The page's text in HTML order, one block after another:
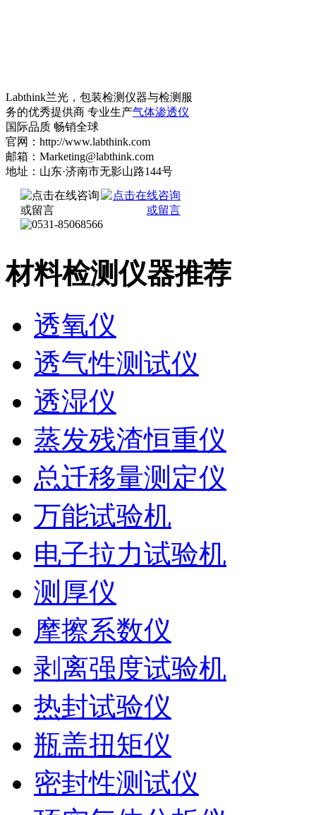
Labthink兰光，包装检测仪器与检测服
务的优秀提供商 专业生产气体渗透仪
国际品质 畅销全球
官网：http://www.labthink.com
邮箱：Marketing@labthink.com
地址：山东·济南市无影山路144号
材料检测仪器推荐
透氧仪
透气性测试仪
透湿仪
蒸发残渣恒重仪
总迁移量测定仪
万能试验机
电子拉力试验机
测厚仪
摩擦系数仪
剥离强度试验机
热封试验仪
瓶盖扭矩仪
密封性测试仪